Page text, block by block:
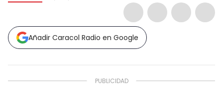
Añadir Caracol Radio en Google